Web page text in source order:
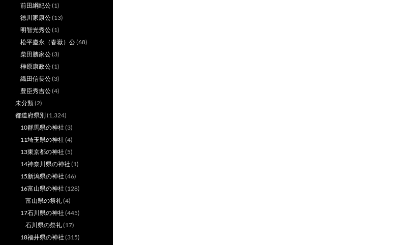
前田綱紀公(1)
徳川家康公(13)
明智光秀公(1)
松平慶永（春嶽）公(68)
柴田勝家公(3)
榊原康政公(1)
織田信長公(3)
豊臣秀吉公(4)
未分類(2)
都道府県別 (1,324)
10群馬県の神社 (3)
11埼玉県の神社 (4)
13東京都の神社 (5)
14神奈川県の神社 (1)
15新潟県の神社 (46)
16富山県の神社 (128)
富山県の祭礼(4)
17石川県の神社 (445)
石川県の祭礼(17)
18福井県の神社 (315)